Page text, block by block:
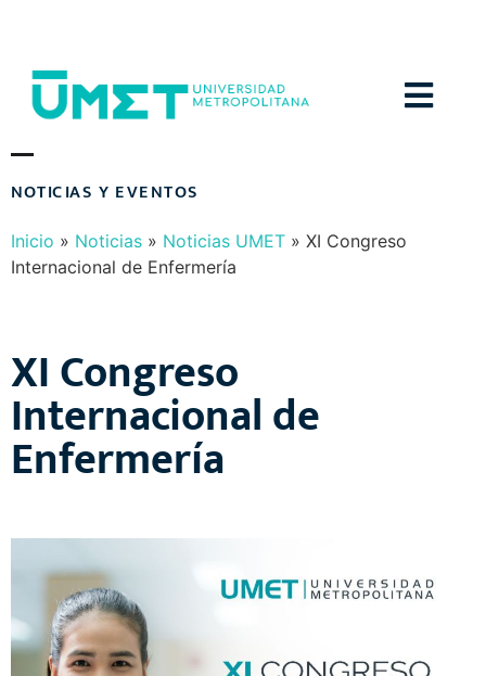
NO
T
IC
IA
S
Y
E
V
E
N
T
O
S
Inicio » Noticias » Noticias UMET » XI Congreso
Internacional de Enfermería
XI Congreso
Internacional de
Enfermería